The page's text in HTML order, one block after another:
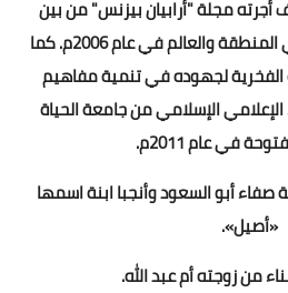
مجلة "أرابيان بيزنس" من بين
أقوى 50 شخصية عربية في المنطقة والعالم في عام 2006م. كما
لجهوده في تنمية مفاهيم
الإعلامي الإسلامي من جامعة الحياة
في عام 2011م.
أبو السعود وأنجبا ابنة اسمها
«أصيل».
من زوجته أم عبد الله.